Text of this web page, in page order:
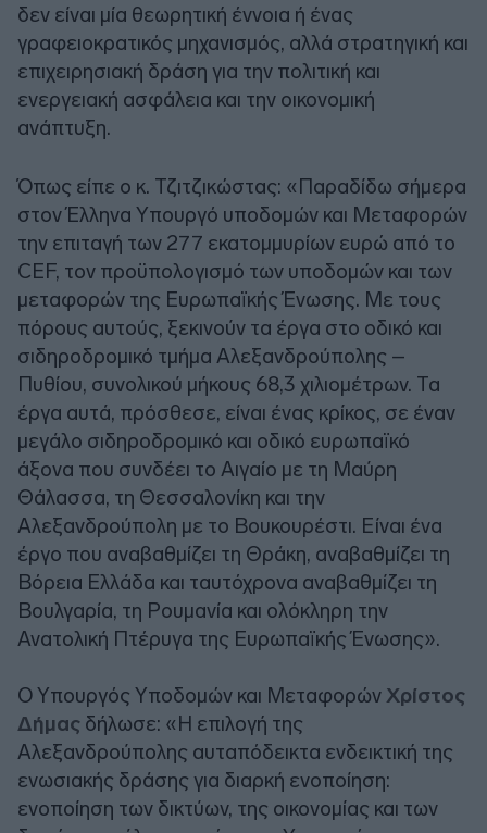
δεν είναι μία θεωρητική έννοια ή ένας
γραφειοκρατικός μηχανισμός, αλλά στρατηγική και
επιχειρησιακή δράση για την πολιτική και
ενεργειακή ασφάλεια και την οικονομική
ανάπτυξη.
Όπως είπε ο κ. Τζιτζικώστας: «Παραδίδω σήμερα
στον Έλληνα Υπουργό υποδομών και Μεταφορών
την επιταγή των 277 εκατομμυρίων ευρώ από το
CEF, τον προϋπολογισμό των υποδομών και των
μεταφορών της Ευρωπαϊκής Ένωσης. Με τους
πόρους αυτούς, ξεκινούν τα έργα στο οδικό και
σιδηροδρομικό τμήμα Αλεξανδρούπολης –
Πυθίου, συνολικού μήκους 68,3 χιλιομέτρων. Τα
έργα αυτά, πρόσθεσε, είναι ένας κρίκος, σε έναν
μεγάλο σιδηροδρομικό και οδικό ευρωπαϊκό
άξονα που συνδέει το Αιγαίο με τη Μαύρη
Θάλασσα, τη Θεσσαλονίκη και την
Αλεξανδρούπολη με το Βουκουρέστι. Είναι ένα
έργο που αναβαθμίζει τη Θράκη, αναβαθμίζει τη
Βόρεια Ελλάδα και ταυτόχρονα αναβαθμίζει τη
Βουλγαρία, τη Ρουμανία και ολόκληρη την
Ανατολική Πτέρυγα της Ευρωπαϊκής Ένωσης».
Ο Υπουργός Υποδομών και ΜεταφορώνΧρίστος
Δήμας δήλωσε: «Η επιλογή της
Αλεξανδρούπολης αυταπόδεικτα ενδεικτική της
ενωσιακής δράσης για διαρκή ενοποίηση:
ενοποίηση των δικτύων, της οικονομίας και των